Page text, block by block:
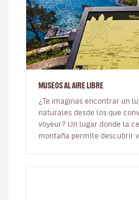
MUSEOS AL AIRE LIBRE
¿Te imaginas encontrar un
naturales desde los que
voyeur? Un lugar donde la
montaña permite descubrir